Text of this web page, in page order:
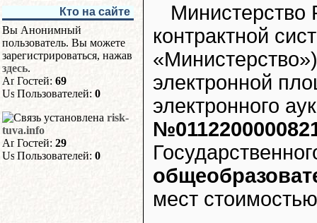
Кто на сайте
Вы Анонимный
пользователь. Вы можете
зарегистрироваться, нажав
здесь.
Гостей: 69
Пользователей: 0
risk-
tuva.info
Гостей: 29
Пользователей: 0
Министерство
контрактной
электронной
электронного
мест